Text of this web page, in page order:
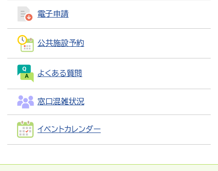
電子申請
公共施設予約
よくある質問
窓口混雑状況
イベントカレンダー